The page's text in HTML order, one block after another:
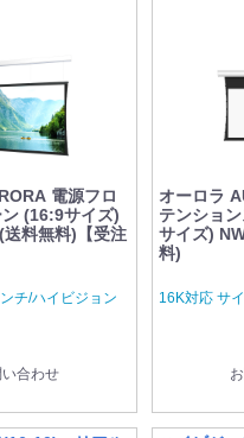
電源フロ
(16:9サイズ)
料無料)【受注
チ/ハイビジョン
い合わせ
オーロラ
テンショ
サイズ)
料)
16K対応 サ